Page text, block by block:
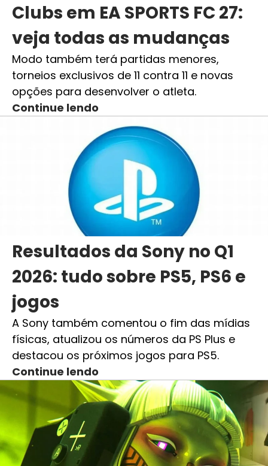
Clubs em EA SPORTS FC 27:
veja todas as mudanças
Modo também terá partidas menores,
torneios exclusivos de 11 contra 11 e novas
opções para desenvolver o atleta.
Continue lendo
Resultados da Sony no Q1
2026: tudo sobre PS5, PS6 e
jogos
A Sony também comentou o fim das mídias
físicas, atualizou os números da PS Plus e
destacou os próximos jogos para PS5.
Continue lendo